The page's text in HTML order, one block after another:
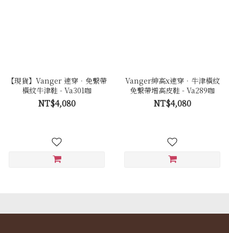
【現貨】Vanger 速穿．免繫帶
橫紋牛津鞋 - Va301咖
NT$4,080
Vanger紳高x速穿．牛津橫紋
免繫帶增高皮鞋 - Va289咖
NT$4,080